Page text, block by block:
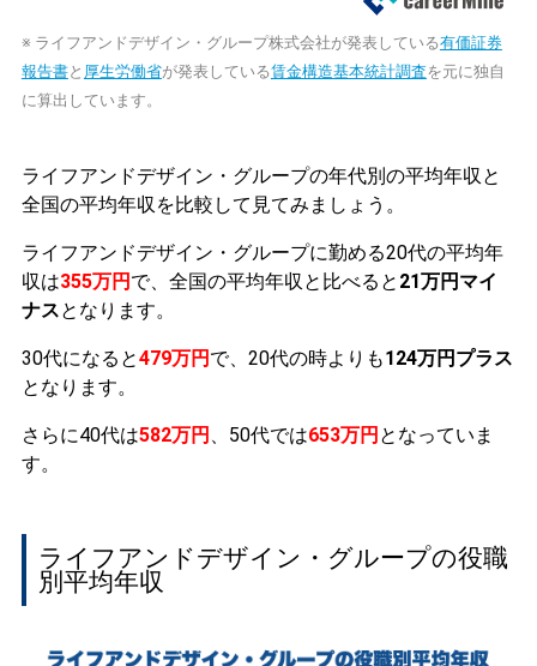
※ ライフアンドデザイン・グループ株式会社が発表している有価証券
報告書と 厚生労働省が発表している賃金構造基本統計調査を元に独自
に算出しています。
ライフアンドデザイン・グループの年代別の平均年収と
全国の平均年収を比較して見てみましょう。
ライフアンドデザイン・グループに勤める20代の平均年
収は355万円 で、全国の平均年収と比べると 21万円マイ
ナスとなります。
30代になると479万円 で、20代の時よりも124万円プラス
となります。
さらに40代は582万円 、50代では653万円 となっていま
す。
ライフアンドデザイン・グループの役職
別平均年収